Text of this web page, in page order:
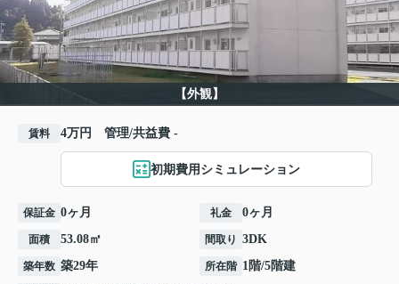
【外観】
賃料 4万円 管理/共益費 -
初期費用シミュレーション
保証金 0ヶ月 礼金 0ヶ月
面積 53.08㎡ 間取り 3DK
築年数 築29年 所在階 1階/5階建